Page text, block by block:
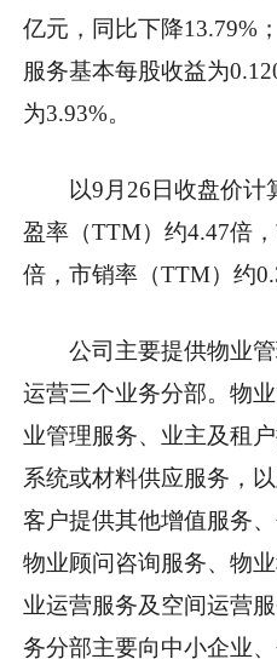
亿元，同比下降13.79%
服务基本每股收益为
为3.93%。
以9月26日收盘价
盈率（TTM）约4.47倍
倍，市销率（TTM）约
公司主要提供物业
运营三个业务分部。物
业管理服务、业主及租
系统或材料供应服务，
客户提供其他增值服务
物业顾问咨询服务、物
业运营服务及空间运营
务分部主要向中小企业